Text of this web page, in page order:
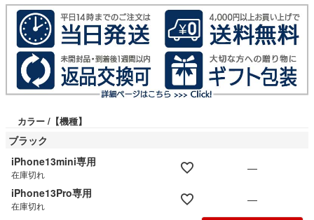
カラー 【機種】
ブラック
iPhone13mini専用
在庫切れ
—
iPhone13Pro専用
在庫切れ —